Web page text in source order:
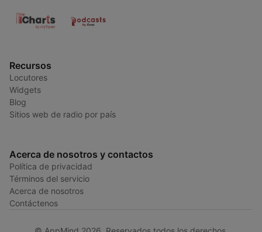
Recursos
Locutores
Widgets
Blog
Sitios web de radio por país
Acerca de nosotros y contactos
Política de privacidad
Términos del servicio
Acerca de nosotros
Contáctenos